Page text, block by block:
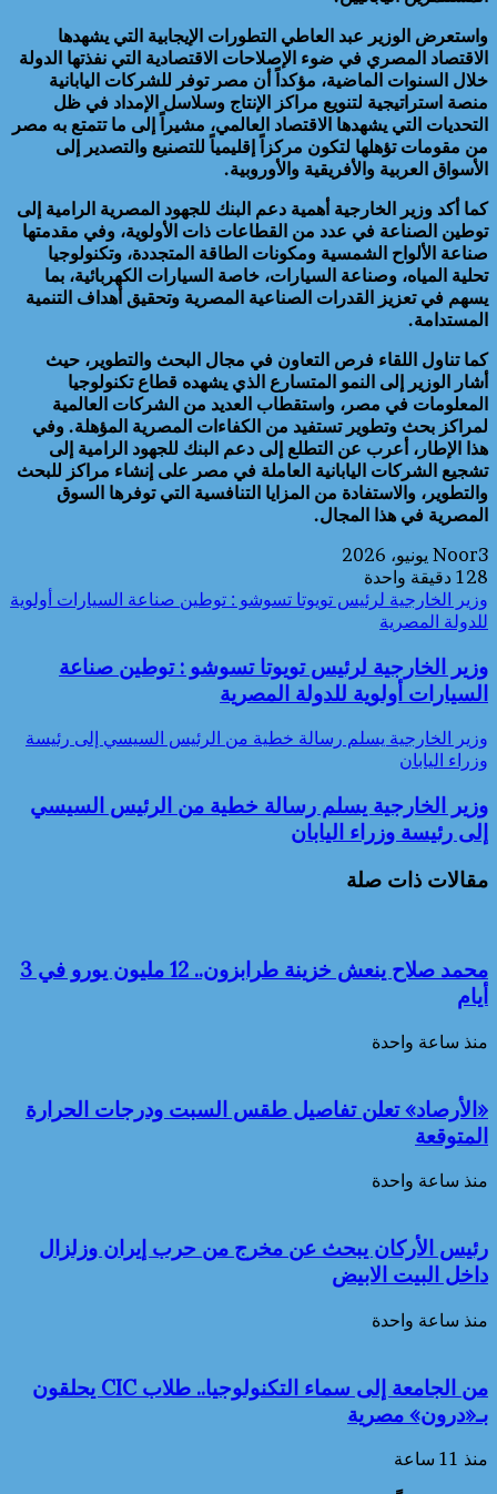
واستعرض الوزير عبد العاطي التطورات الإيجابية التي يشهدها
الاقتصاد المصري في ضوء الإصلاحات الاقتصادية التي نفذتها الدولة
خلال السنوات الماضية، مؤكداً أن مصر توفر للشركات اليابانية
منصة استراتيجية لتنويع مراكز الإنتاج وسلاسل الإمداد في ظل
التحديات التي يشهدها الاقتصاد العالمي، مشيراً إلى ما تتمتع به مصر
من مقومات تؤهلها لتكون مركزاً إقليمياً للتصنيع والتصدير إلى
الأسواق العربية والأفريقية والأوروبية.
كما أكد وزير الخارجية أهمية دعم البنك للجهود المصرية الرامية إلى
توطين الصناعة في عدد من القطاعات ذات الأولوية، وفي مقدمتها
صناعة الألواح الشمسية ومكونات الطاقة المتجددة، وتكنولوجيا
تحلية المياه، وصناعة السيارات، خاصة السيارات الكهربائية، بما
يسهم في تعزيز القدرات الصناعية المصرية وتحقيق أهداف التنمية
المستدامة.
كما تناول اللقاء فرص التعاون في مجال البحث والتطوير، حيث
أشار الوزير إلى النمو المتسارع الذي يشهده قطاع تكنولوجيا
المعلومات في مصر، واستقطاب العديد من الشركات العالمية
لمراكز بحث وتطوير تستفيد من الكفاءات المصرية المؤهلة. وفي
هذا الإطار، أعرب عن التطلع إلى دعم البنك للجهود الرامية إلى
تشجيع الشركات اليابانية العاملة في مصر على إنشاء مراكز للبحث
والتطوير، والاستفادة من المزايا التنافسية التي توفرها السوق
المصرية في هذا المجال.
Noor3 يونيو، 2026
128 دقيقة واحدة
وزير الخارجية لرئيس تويوتا تسوشو : توطين صناعة السيارات أولوية
للدولة المصرية
وزير الخارجية لرئيس تويوتا تسوشو : توطين صناعة
السيارات أولوية للدولة المصرية
وزير الخارجية يسلم رسالة خطية من الرئيس السيسي إلى رئيسة
وزراء اليابان
وزير الخارجية يسلم رسالة خطية من الرئيس السيسي
إلى رئيسة وزراء اليابان
مقالات ذات صلة
محمد صلاح ينعش خزينة طرابزون.. 12 مليون يورو في 3
أيام
منذ ساعة واحدة
«الأرصاد» تعلن تفاصيل طقس السبت ودرجات الحرارة
المتوقعة
منذ ساعة واحدة
رئيس الأركان يبحث عن مخرج من حرب إيران وزلزال
داخل البيت الابيض
منذ ساعة واحدة
من الجامعة إلى سماء التكنولوجيا.. طلاب CIC يحلقون
بـ«درون» مصرية
منذ 11 ساعة